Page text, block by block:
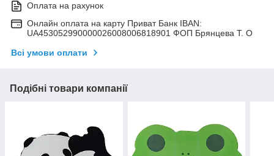
Оплата на рахунок
Онлайн оплата на карту Приват Банк IBAN:
UA453052990000026008006818901 ФОП Брянцева Т. О
Всі умови оплати
Подібні товари компанії